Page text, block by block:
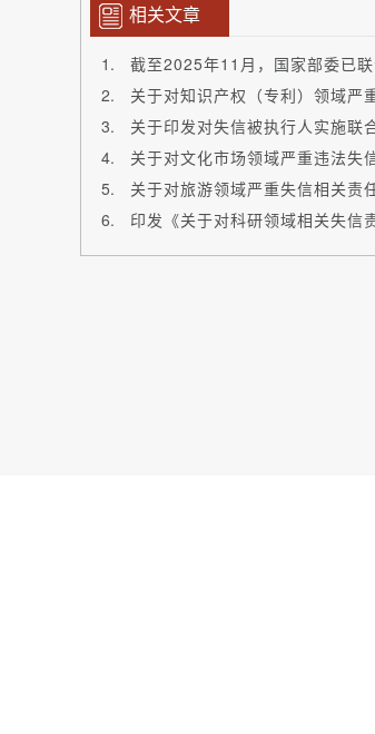
相关文章
截至2025年11月，国家部委已
关于印发对失信被执行人实施